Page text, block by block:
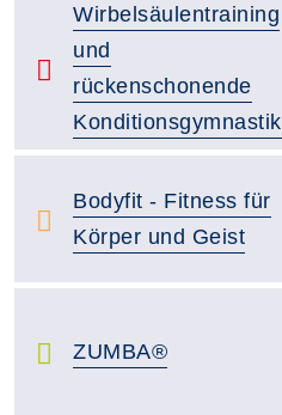
Wirbelsäulentraining
und
rückenschonende
Konditionsgymnastik
Bodyfit - Fitness für
Körper und Geist
ZUMBA®